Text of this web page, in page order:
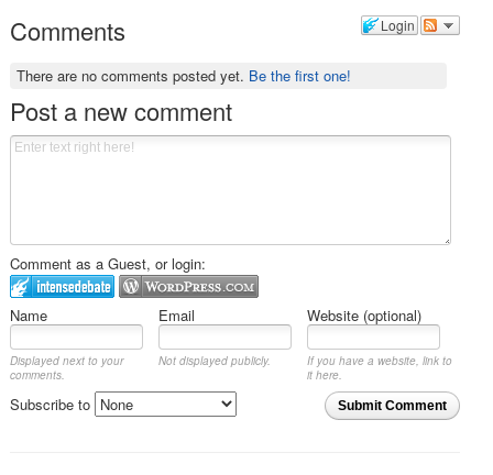
Login
Comments
There are no comments posted yet. Be the first one!
Post a new comment
Comment as a Guest, or login:
Name Email Website (optional)
Displayed next to your
comments.
Not displayed publicly.
If you have a website, link to
it here.
Submit Comment
Subscribe to